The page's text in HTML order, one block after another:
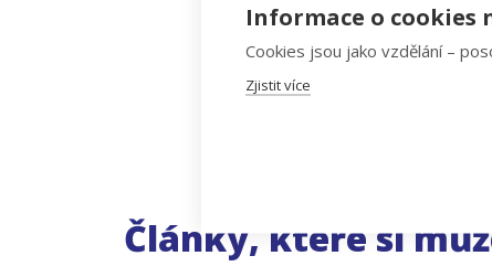
Články, které si
Informace o cookies
Cookies jsou jako vzdělání –
Zjistit více